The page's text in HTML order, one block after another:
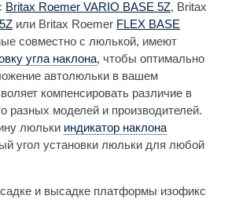
Britax Roemer VARIO BASE 5Z, Britax
или Britax Roemer FLEX BASE
совместно с люлькой, имеют
угла наклона, чтобы оптимально
автолюльки в вашем
компенсировать различие в
разных моделей и производителей.
люльки индикатор наклона
угол установки люльки для любой
и высадке платформы изофикс